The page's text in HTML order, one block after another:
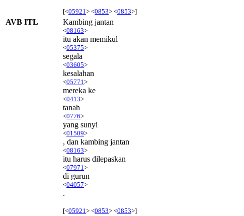
[<05921 > <0853> <0853>]
AVB ITL Kambing jantan
<08163>
itu akan memikul
<05375>
segala
<03605>
kesalahan
<05771 >
mereka ke
<0413>
tanah
<0776>
yang sunyi
<01509>
, dan kambing jantan
<08163>
itu harus dilepaskan
<07971 >
di gurun
<04057>
.
[<05921 > <0853> <0853>]